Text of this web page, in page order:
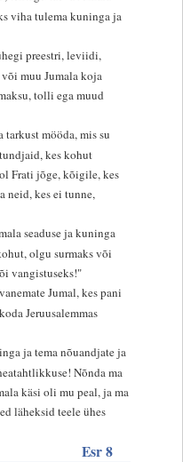
viha tulema kuninga ja
preestri, leviidi,
muu Jumala koja
tolli ega muud
tarkust mööda, mis su
kes kohut
Frati jõge, kõigile, kes
neid, kes ei tunne,
seaduse ja kuninga
olgu surmaks või
vangistuseks!"
Jumal, kes pani
Jeruusalemmas
ja tema nõuandjate ja
Nõnda ma
käsi oli mu peal, ja ma
läheksid teele ühes
Esr 8